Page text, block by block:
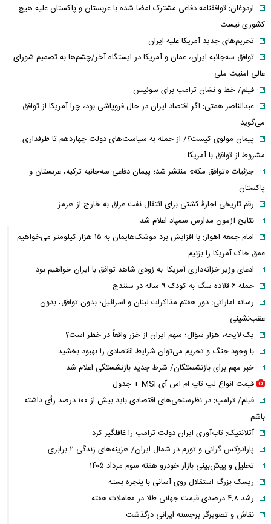
اردوغان: توافقنامه دفاعی مشترک امضا شده با عربستان و پاکستان علیه هیچ
کشوری نیست
تحریم‌های جدید آمریکا علیه ایران
توافق سه‌جانبه ایران، عمان و آمریکا در ایستگاه آخر/چشم‌ها به تصمیم شورای
عالی امنیت ملی
فیلم/ خط و نشان ترامپ برای سوئیس
عبدالناصر همتی: اگر اقتصاد ایران در حال فروپاشی بود، چرا آمریکا از توافق
می‌گوید
پیمان مولوی کیست؟/ از حمله به سیاست‌های دولت چهاردهم تا طرفداری
مشروط از توافق با آمریکا
جزئیات «توافق مکه» منتشر شد؛ پیمان دفاعی سه‌جانبه ترکیه، عربستان و
پاکستان
رقم تاریخی اجارۀ کشتی برای انتقال نفت عراق به خارج از هرمز
نتایج آزمون مدارس سمپاد اعلام شد
امام‌ جمعه اهواز: با افزایش برد موشک‌هایمان به ۱۵ هزار کیلومتر می‌خواهیم
عمق خاک آمریکا را بزنیم
ادعای وزیر خزانه‌داری آمریکا: به زودی شاهد توافق با ایران خواهیم بود
حمله ۶ قلاده سگ به کودک ۹ ساله در سنندج
رسانه اماراتی: دور هفتم مذاکرات لبنان و اسرائیل؛ بدون توافق، بدون
عقب‌نشینی
یک لایحه، هزار سؤال؛ سهم ایران از خزر واقعاً در خطر است؟
با وجود جنگ و تحریم می‌توان شرایط اقتصادی را بهبود بخشید
خبر مهم برای بازنشستگان/ شرط جدید بازنشستگی اعلام شد
قیمت انواع لپ تاپ ام اس آی MSI + جدول
فیلم/ ترامپ: در نظرسنجی‌های اقتصادی باید بیش از ۱۰۰ درصد رأی داشته
باشم
آتلانتیک: تاب‌آوری ایران دولت ترامپ را غافلگیر کرد
پارادوکس گرانی و تورم در شمال ایران/ هزینه‌های زندگی ۲ برابری
تحلیل و پیش‌بینی بازار خودرو هفته سوم مرداد ۱۴۰۵
ریسک بزرگ استقلال روی آسانی با پنجره بسته
رشد ۴.۸ درصدی قیمت جهانی طلا در معاملات هفته
نقاش و تصویرگر برجسته ایرانی درگذشت